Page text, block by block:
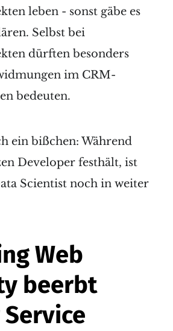
leben - sonst gäbe es
Selbst bei
dürften besonders
im CRM-
bedeuten.
ein bißchen: Während
Developer festhält, ist
Scientist noch in weiter
Web
beerbt